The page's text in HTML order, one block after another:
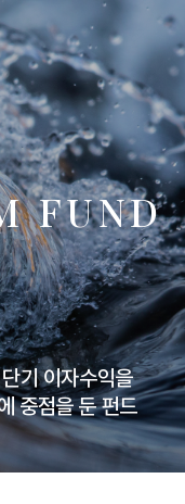
FUND
기 이자수익을
중점을 둔 펀드